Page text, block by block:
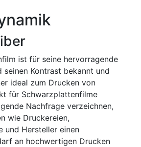
ist für seine hervorragende
seinen Kontrast bekannt und
ideal zum Drucken von
für Schwarzplattenfilme
Nachfrage verzeichnen,
wie Druckereien,
und Hersteller einen
an hochwertigen Drucken